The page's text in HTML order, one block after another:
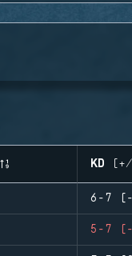
KD
6-7
5-7